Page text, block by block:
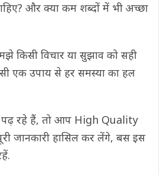
और क्या कम शब्दों में भी अच्छा
किसी विचार या सुझाव को सही
एक उपाय से हर समस्या का हल
रहे हैं, तो आप High Quality
जानकारी हासिल कर लेंगे, बस इस